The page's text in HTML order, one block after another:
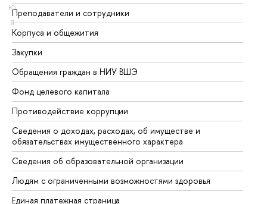
Ю
Я
Преподаватели и сотрудники
Корпуса и общежития
Закупки
Обращения граждан в НИУ ВШЭ
Фонд целевого капитала
Противодействие коррупции
Сведения о доходах, расходах, об имуществе и
обязательствах имущественного характера
Сведения об образовательной организации
Людям с ограниченными возможностями здоровья
Единая платежная страница